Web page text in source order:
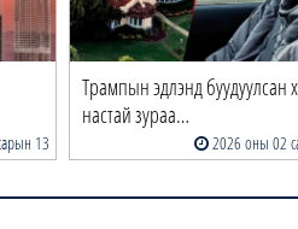
13
Трампын эдлэнд буудуулсан
настай зураа…
2026 оны 02